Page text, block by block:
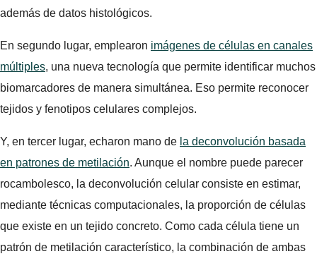
además de datos histológicos.
En segundo lugar, emplearon imágenes de células en canales
múltiples, una nueva tecnología que permite identificar muchos
biomarcadores de manera simultánea. Eso permite reconocer
tejidos y fenotipos celulares complejos.
Y, en tercer lugar, echaron mano de la deconvolución basada
en patrones de metilación. Aunque el nombre puede parecer
rocambolesco, la deconvolución celular consiste en estimar,
mediante técnicas computacionales, la proporción de células
que existe en un tejido concreto. Como cada célula tiene un
patrón de metilación característico, la combinación de ambas